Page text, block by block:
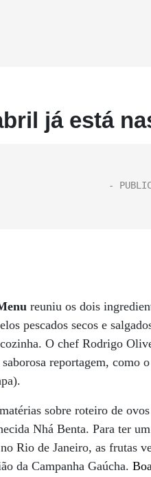
já está
reuniu os dois
pescados secos e
O chef Rodrigo
reportagem, como
sobre roteiro de
Nhá Benta. Para ter
Rio de Janeiro, as frutas
da Campanha Gaúcha.